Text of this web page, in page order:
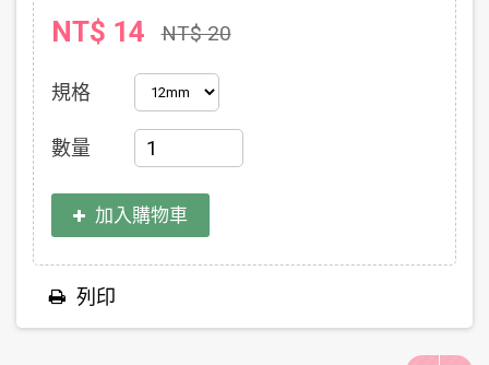
NT$ 14 NT$ 20
規格
數量
加入購物車
列印